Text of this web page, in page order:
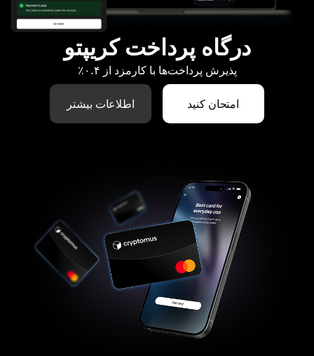
درگاه پرداخت کریپتو
پذیرش پرداخت‌ها با کارمزد از ۰.۴٪
امتحان کنید اطلاعات بیشتر